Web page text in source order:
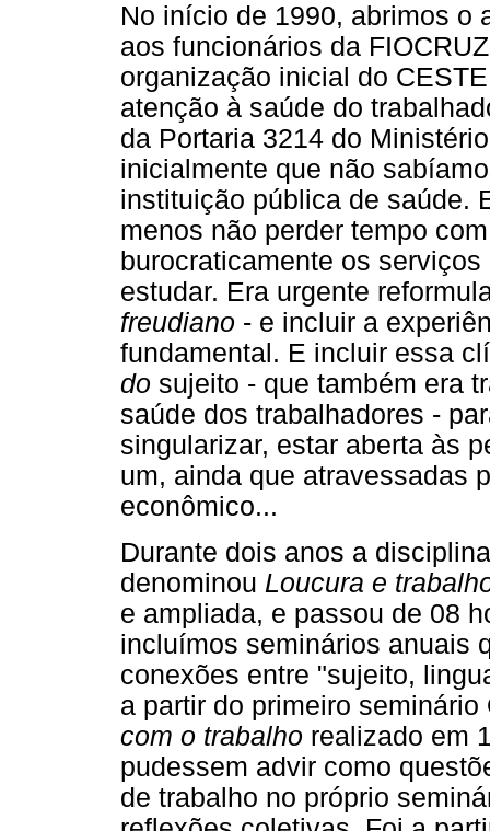
No início de 1990, abrimos o
aos funcionários da
organização inicial do
atenção à saúde do
da Portaria 3214 do
inicialmente que não
instituição pública de saúde.
menos não perder tempo
burocraticamente os
estudar. Era urgente
freudiano - e incluir a
fundamental. E incluir essa
do sujeito - que também era
saúde dos trabalhadores -
singularizar, estar aberta às
um, ainda que atravessadas
econômico...
Durante dois anos a
denominou Loucura e
e ampliada, e passou de 08
incluímos seminários anuais
conexões entre "sujeito,
a partir do primeiro
com o trabalho realizado em
pudessem advir como
de trabalho no próprio